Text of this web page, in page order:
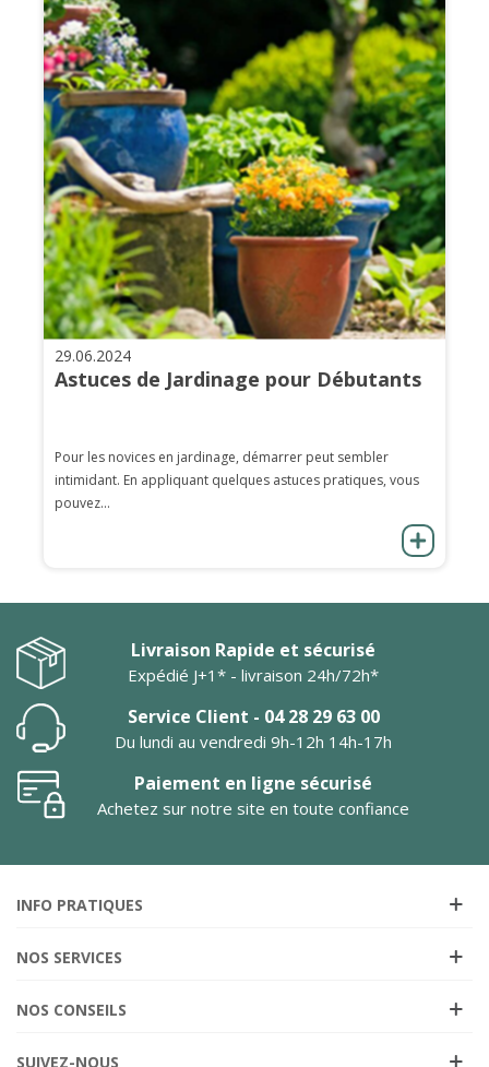
29.06.2024
Astuces de Jardinage pour Débutants
Pour les novices en jardinage, démarrer peut sembler
intimidant. En appliquant quelques astuces pratiques, vous
pouvez...
Livraison Rapide et sécurisé
Expédié J+1* - livraison 24h/72h*
Service Client - 04 28 29 63 00
Du lundi au vendredi 9h-12h 14h-17h
Paiement en ligne sécurisé
Achetez sur notre site en toute confiance
INFO PRATIQUES
NOS SERVICES
NOS CONSEILS
SUIVEZ-NOUS